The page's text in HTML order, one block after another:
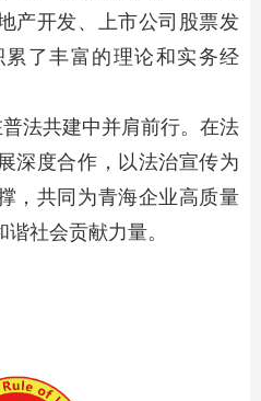
产开发、上市公司股票发
了丰富的理论和实务经
法共建中并肩前行。在法
深度合作，以法治宣传为
，共同为青海企业高质量
社会贡献力量。